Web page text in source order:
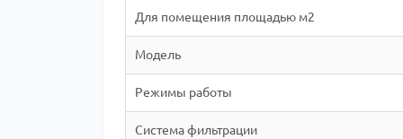
Для помещения площадью м2
Модель
Режимы работы
Система фильтрации